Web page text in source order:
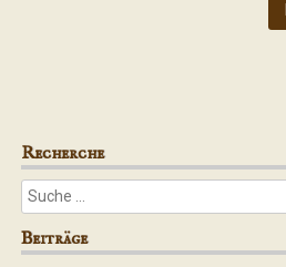
Recherche
Beiträge